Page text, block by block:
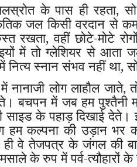
के पास ही रहता,
जल किसी वरदान से
रखता, वहीं छोटे-मोटे
में तो ग्लेशियर से आता
स्नान संभव नहीं था,
में नानाजी लोग लाहौल
बचपन में जब हम पुश्तैनी
साइड के पहाड़ दिखाई
हम कल्पना की उड़ान भर
ही वे तेजपत्र के जंगल की
के रुप में पर्व-त्यौहारों